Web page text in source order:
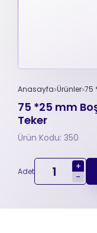
Anasayfa Ürünler 75
75 *25 mm
Teker
Ürün Kodu: 350
Adet
+
-